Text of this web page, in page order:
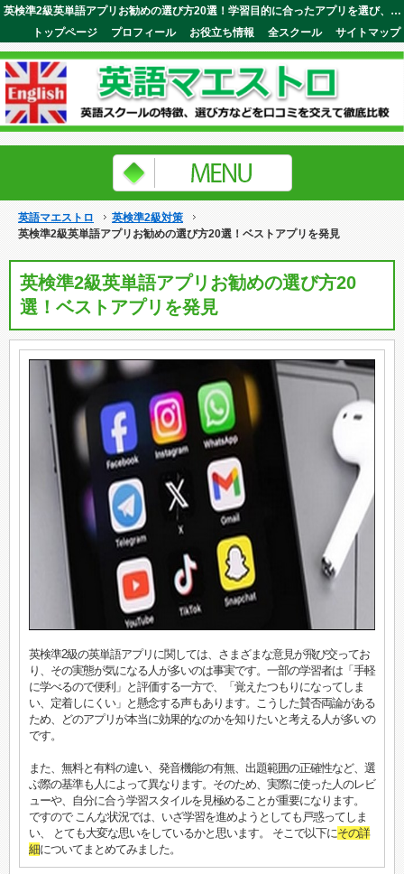
英検準2級英単語アプリお勧めの選び方20選！学習目的に合ったアプリを選び、継続して活用することが大切です。英語マエストロ
サイトマップ
全スクール
お役立ち情報
プロフィール
トップページ
英語マエストロ
英検準2級対策
英検準2級英単語アプリお勧めの選び方20選！ベストアプリを発見
英検準2級英単語アプリお勧めの選び方20
選！ベストアプリを発見
英検準2級の英単語アプリに関しては、さまざまな意見が飛び交ってお
り、その実態が気になる人が多いのは事実です。一部の学習者は「手軽
に学べるので便利」と評価する一方で、「覚えたつもりになってしま
い、定着しにくい」と懸念する声もあります。こうした賛否両論がある
ため、どのアプリが本当に効果的なのかを知りたいと考える人が多いの
です。
また、無料と有料の違い、発音機能の有無、出題範囲の正確性など、選
ぶ際の基準も人によって異なります。そのため、実際に使った人のレビ
ューや、自分に合う学習スタイルを見極めることが重要になります。
ですので こんな状況では、いざ学習を進めようとしても戸惑ってしま
い、 とても大変な思いをしているかと思います。 そこで以下にその詳
細についてまとめてみました。